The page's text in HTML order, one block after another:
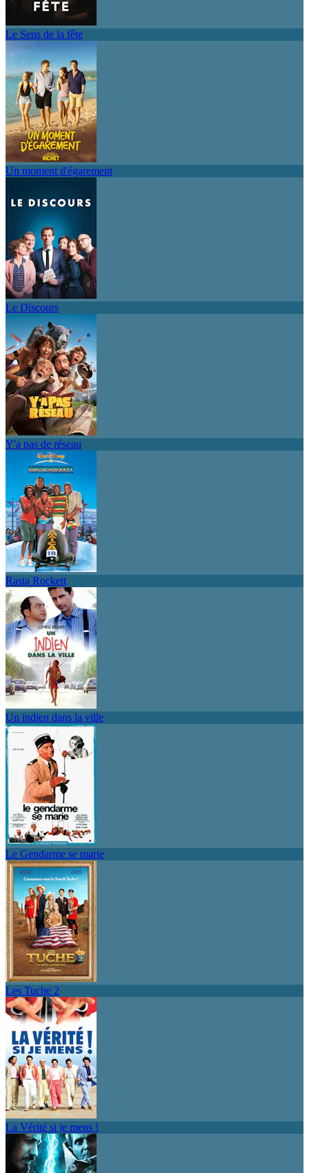
Le Sens de la fête
Un moment d'égarement
Le Discours
Y'a pas de réseau
Rasta Rockett
Un indien dans la ville
Le Gendarme se marie
Les Tuche 2
La Vérité si je mens !